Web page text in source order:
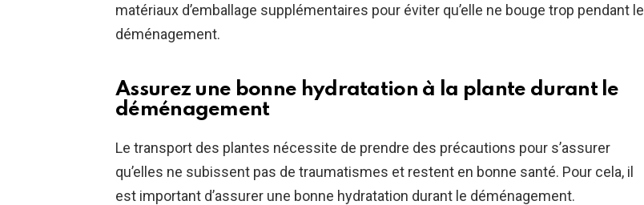
matériaux d’emballage supplémentaires pour éviter qu’elle ne bouge trop pendant le
déménagement.
Assurez une bonne hydratation à la plante durant le
déménagement
Le transport des plantes nécessite de prendre des précautions pour s’assurer
qu’elles ne subissent pas de traumatismes et restent en bonne santé. Pour cela, il
est important d’assurer une bonne hydratation durant le déménagement.